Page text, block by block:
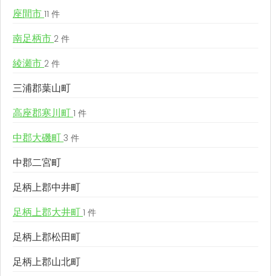
座間市 11 件
南足柄市 2 件
綾瀬市 2 件
三浦郡葉山町
高座郡寒川町 1 件
中郡大磯町 3 件
中郡二宮町
足柄上郡中井町
足柄上郡大井町 1 件
足柄上郡松田町
足柄上郡山北町